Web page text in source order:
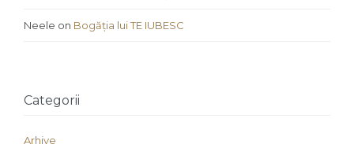
Neele on Bogăția lui TE IUBESC
Categorii
Arhive